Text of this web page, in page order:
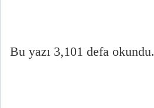
Bu yazı 3,101 defa okundu.